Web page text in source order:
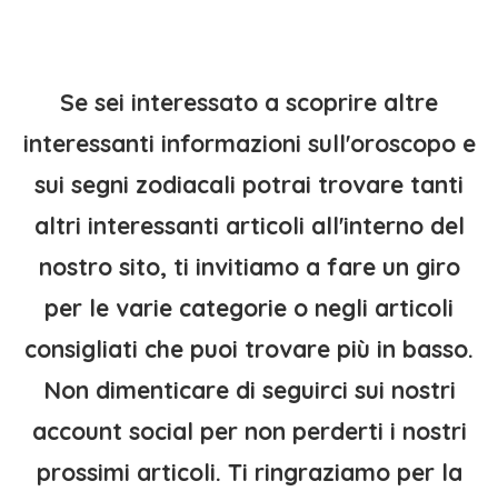
Se sei interessato a scoprire altre
interessanti informazioni sull'oroscopo e
sui segni zodiacali potrai trovare tanti
altri interessanti articoli all'interno del
nostro sito, ti invitiamo a fare un giro
per le varie categorie o negli articoli
consigliati che puoi trovare più in basso.
Non dimenticare di seguirci sui nostri
account social per non perderti i nostri
prossimi articoli. Ti ringraziamo per la